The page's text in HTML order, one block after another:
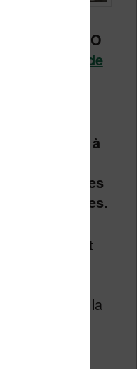
Kobo Libra H2O
précommande
pour une
inférieur à
que la
possède des
équivalentes.
du être fait
au
dans la
de la